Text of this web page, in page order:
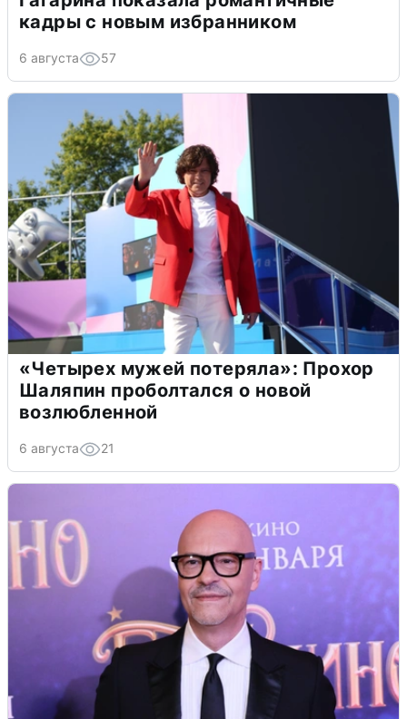
кадры с новым избранником
6 августа 57
«Четырех мужей потеряла»: Прохор
Шаляпин проболтался о новой
возлюбленной
6 августа 21